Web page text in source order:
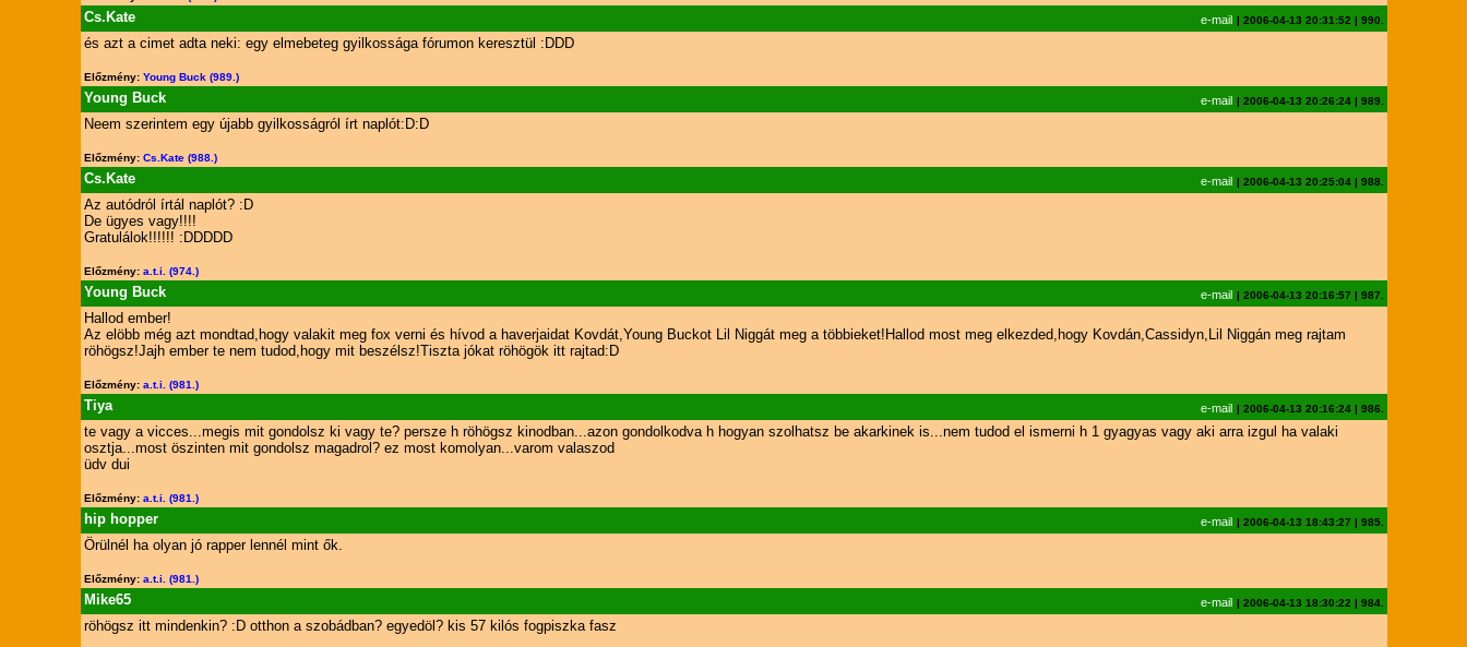
Cs.Kate e-mail | 2006-04-13 20:31:52 | 990.
és azt a cimet adta neki: egy elmebeteg gyilkossága fórumon keresztül :DDD
Előzmény: Young Buck (989.)
Young Buck e-mail | 2006-04-13 20:26:24| 989.
Neem szerintem egy újabb gyilkosságról írt naplót:D:D
Előzmény: Cs.Kate (988.)
Cs.Kate e-mail | 2006-04-13 20:25:04| 988.
Az autódról írtál naplót? :D
De ügyes vagy!!!!
Gratulálok!!!!!! :DDDDD
Előzmény: a.t.i. (974.)
Young Buck e-mail | 2006-04-13 20:16:57 | 987.
Hallod ember!
Az elöbb még azt mondtad,hogy valakit meg fox verni és hívod a haverjaidat Kovdát,Young Buckot Lil Niggát meg a többieket!Hallod most meg elkezded,hogy Kovdán,Cassidyn,Lil Niggán meg rajtam
röhögsz!Jajh ember te nem tudod,hogy mit beszélsz!Tiszta jókat röhögök itt rajtad:D
Előzmény: a.t.i. (981.)
Tiya e-mail | 2006-04-13 20:16:24| 986.
te vagy a vicces...megis mit gondolsz ki vagy te? persze h röhögsz kinodban...azon gondolkodva h hogyan szolhatsz be akarkinek is...nem tudod el ismerni h 1 gyagyas vagy aki arra izgul ha valaki
osztja...most öszinten mit gondolsz magadrol? ez most komolyan...varom valaszod
üdv dui
Előzmény: a.t.i. (981.)
hip hopper e-mail | 2006-04-13 18:43:27 | 985.
Örülnél ha olyan jó rapper lennél mint ők.
Előzmény: a.t.i. (981.)
Mike65 e-mail | 2006-04-13 18:30:22 | 984.
röhögsz itt mindenkin? :D otthon a szobádban? egyedöl? kis 57 kilós fogpiszka fasz